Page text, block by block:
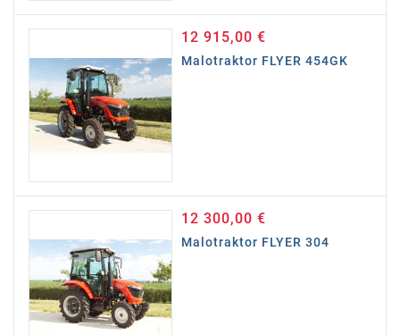
12 915,00 €Cena
Malotraktor FLYER 454GK
12 300,00 €Cena
Malotraktor FLYER 304